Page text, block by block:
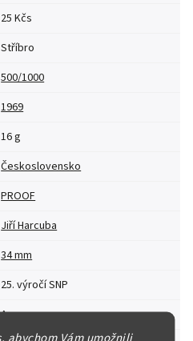
25 Kčs
Stříbro
500/1000
1969
16 g
Československo
PROOF
Jiří Harcuba
34 mm
25. výročí SNP
Ano